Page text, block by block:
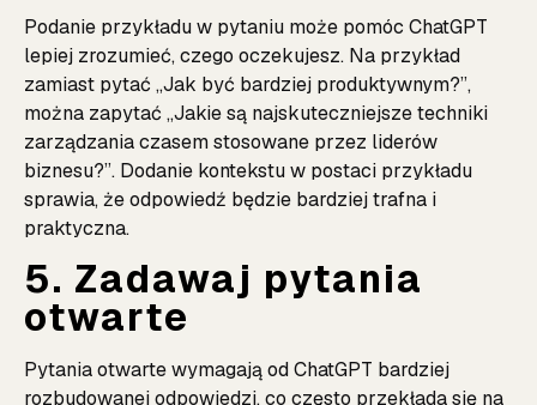
Podanie przykładu w pytaniu może pomóc ChatGPT
lepiej zrozumieć, czego oczekujesz. Na przykład
zamiast pytać „Jak być bardziej produktywnym?”,
można zapytać „Jakie są najskuteczniejsze techniki
zarządzania czasem stosowane przez liderów
biznesu?”. Dodanie kontekstu w postaci przykładu
sprawia, że odpowiedź będzie bardziej trafna i
praktyczna.
5. Zadawaj pytania
otwarte
Pytania otwarte wymagają od ChatGPT bardziej
rozbudowanej odpowiedzi, co często przekłada się na